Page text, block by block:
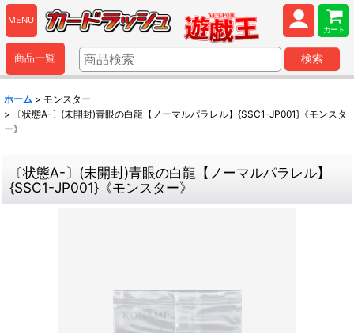
MENU
カート
商品一覧 検索
ホーム > モンスター
>
〔状態A-〕(未開封)青眼の白龍【ノーマルパラレル】{SSC1-JP001}《モンスタ
ー》
〔状態A-〕(未開封)青眼の白龍【ノーマルパラレル】
{SSC1-JP001}《モンスター》